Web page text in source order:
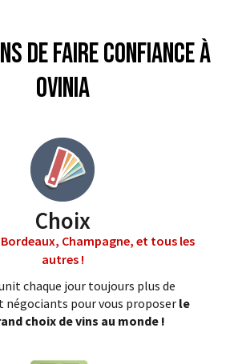
de faire confiance à
Ovinia
Choix
Champagne, et tous les
autres !
chaque jour toujours plus de
négociants pour vous proposer le
choix de vins au monde !